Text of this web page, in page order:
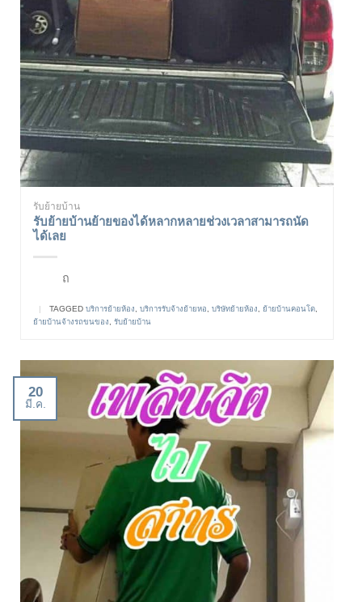
รับย้ายบ้าน
รับย้ายบ้านย้ายของได้หลากหลายช่วงเวลาสามารถนัด
ได้เลย
ถ
| TAGGED บริการย้ายห้อง บริการรับจ้างย้ายหอ บริษัทย้ายห้อง ย้ายบ้านคอนโด
ย้ายบ้านจ้างรถขนของ
รับย้ายบ้าน
20
มี.ค.